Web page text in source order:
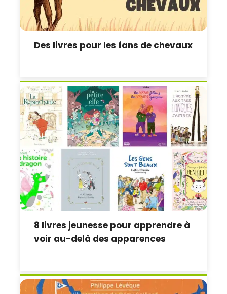
Des livres pour les fans de chevaux
8 livres jeunesse pour apprendre à
voir au-delà des apparences